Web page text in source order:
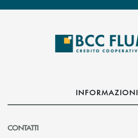
INFORMAZIONI
CONTATTI